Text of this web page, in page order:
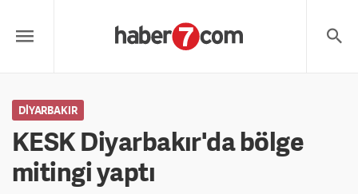
DIYARBAKIR
KESK Diyarbakır'da bölge
mitingi yaptı